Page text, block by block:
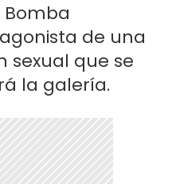
Bomba
de una
que se
la galería.